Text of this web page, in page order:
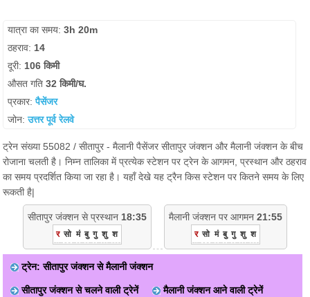
यात्रा का समय:3h 20m
ठहराव: 14
दूरी: 106 किमी
औसत गति32 किमी/घ.
प्रकार:पैसेंजर
जोन:उत्तर पूर्व रेलवे
ट्रेन संख्या 55082 / सीतापुर - मैलानी पैसेंजर सीतापुर जंक्शन और मैलानी जंक्शन के बीच
रोजाना चलती है। निम्न तालिका में प्रत्येक स्टेशन पर ट्रेन के आगमन, प्रस्थान और ठहराव
का समय प्रदर्शित किया जा रहा है। यहाँ देखे यह ट्रैन किस स्टेशन पर कितने समय के लिए
रूकती है|
सीतापुर जंक्शन से प्रस्थान 18:35
र सो मं बु गु शु श
मैलानी जंक्शन पर आगमन 21:55
र सो मं बु गु शु श
ट्रेन: सीतापुर जंक्शन से मैलानी जंक्शन
सीतापुर जंक्शन से चलने वाली ट्रेनें मैलानी जंक्शन आने वाली ट्रेनें